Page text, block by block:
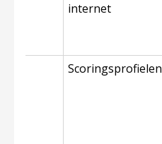
internet
Scoringsprofielen